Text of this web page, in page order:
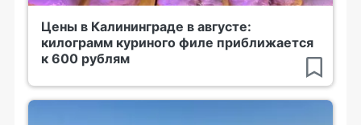
Цены в Калининграде в августе:
килограмм куриного филе приближается
к 600 рублям